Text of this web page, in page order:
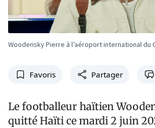
Woodensky Pierre à l’aéroport international du
Favoris Partager
Le footballeur haïtien
quitté Haïti ce mardi 2 juin